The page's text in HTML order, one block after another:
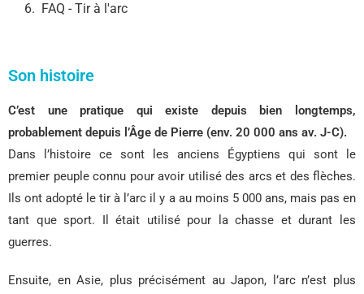
FAQ - Tir à l'arc
Son histoire
C’est une pratique qui existe depuis bien longtemps,
probablement depuis l’Âge de Pierre (env. 20 000 ans av. J-C).
Dans l’histoire ce sont les anciens Égyptiens qui sont le
premier peuple connu pour avoir utilisé des arcs et des flèches.
Ils ont adopté le tir à l’arc il y a au moins 5 000 ans, mais pas en
tant que sport. Il était utilisé pour la chasse et durant les
guerres.
Ensuite, en Asie, plus précisément au Japon, l’arc n’est plus